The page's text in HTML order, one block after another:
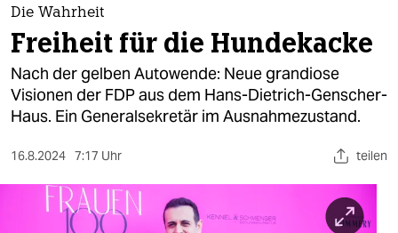
themen
politik
öko
sport
Die Wahrheit
Freiheit für die Hundekacke
Nach der gelben Autowende: Neue grandiose
Visionen der FDP aus dem Hans-Dietrich-Genscher-
Haus. Ein Generalsekretär im Ausnahmezustand.
16.8.2024 7:17 Uhr teilen